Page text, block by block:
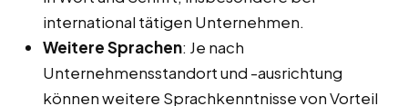
international tätigen Unternehmen.
Weitere Sprachen: Je nach
Unternehmensstandort und -ausrichtung
können weitere Sprachkenntnisse von Vorteil